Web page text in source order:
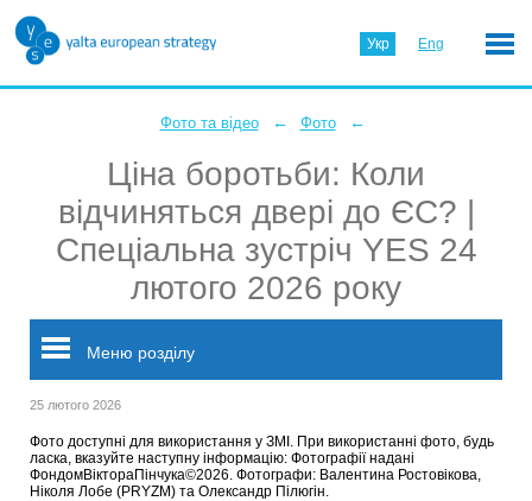
Укр Eng
Фото та відео ← Фото ←
Ціна боротьби: Коли
відчиняться двері до ЄС? |
Спеціальна зустріч YES 24
лютого 2026 року
Меню розділу
25 лютого 2026
Фото доступні для використання у ЗМІ. При використанні фото, будь
ласка, вказуйте наступну інформацію: Фотографії надані
ФондомВіктораПінчука©2026. Фотографи: Валентина Ростовікова,
Ніколя Лобе (PRYZM) та Олександр Пілюгін.